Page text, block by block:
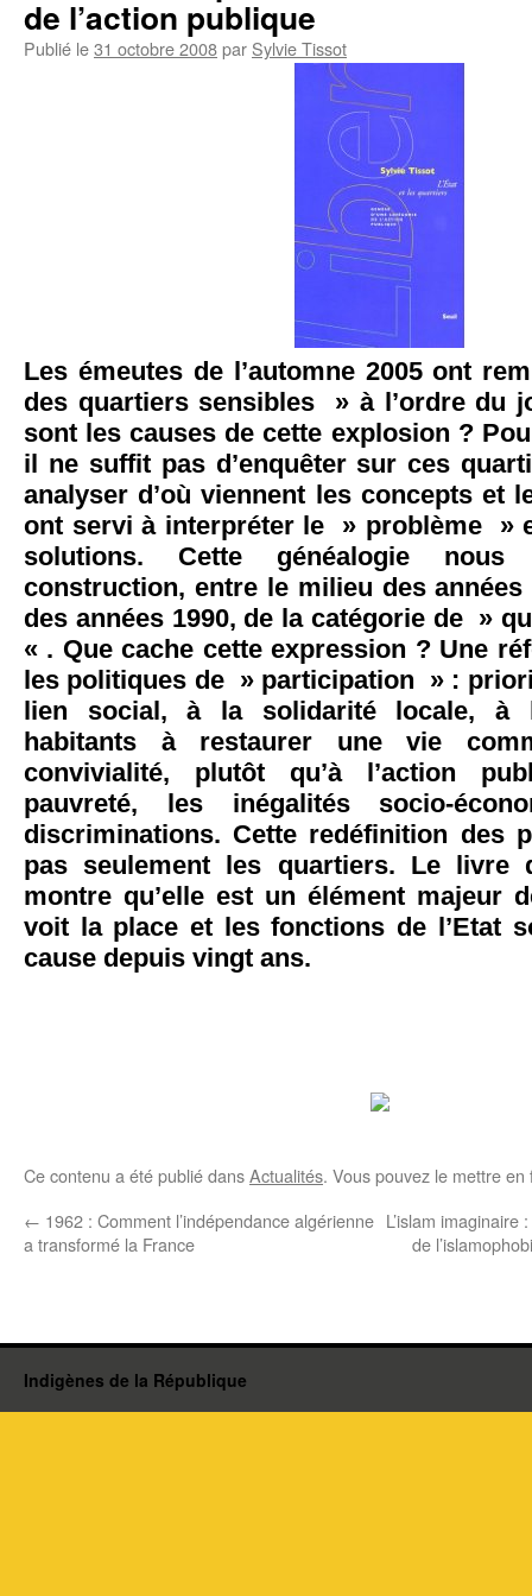
de l’action publique
Publié le31 octobre 2008par Sylvie Tissot
Les émeutes de l’automne 2005 ont
des quartiers sensibles » à l’ordre du
sont les causes de cette explosion ?
il ne suffit pas d’enquêter sur ces
analyser d’où viennent les concepts et
ont servi à interpréter le » problème »
solutions. Cette généalogie
construction, entre le milieu des
des années 1990, de la catégorie de »
« . Que cache cette expression ? Une
les politiques de » participation » :
lien social, à la solidarité locale, à
habitants à restaurer une vie
convivialité, plutôt qu’à l’action
pauvreté, les inégalités socio-
discriminations. Cette redéfinition des
pas seulement les quartiers. Le livre
montre qu’elle est un élément majeur
voit la place et les fonctions de l’Etat
cause depuis vingt ans.
Ce contenu a été publié dansActualités. Vous pouvez le mettre
← 1962 : Comment l’indépendance algérienne
a transformé la France
L’islam
de
Indigènes de la République